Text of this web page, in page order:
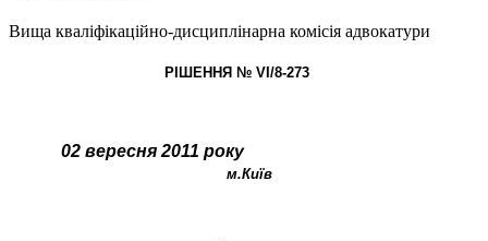
Вища кваліфікаційно-дисциплінарна комісія адвокатури
РІШЕННЯ № VІ/8-273
02 вересня 2011 року
м.Київ